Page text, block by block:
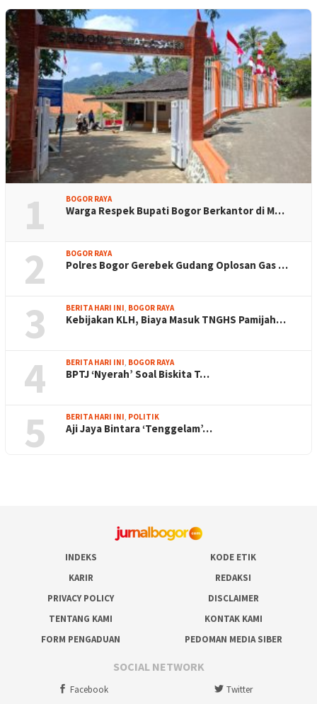
1 BOGOR RAYA
Warga Respek Bupati Bogor Berkantor di M…
2 BOGOR RAYA
Polres Bogor Gerebek Gudang Oplosan Gas …
3 BERITA HARI INI BOGOR RAYA
Kebijakan KLH, Biaya Masuk TNGHS Pamijah…
4 BERITA HARI INI BOGOR RAYA
BPTJ ‘Nyerah’ Soal Biskita T…
5 BERITA HARI INI POLITIK
Aji Jaya Bintara ‘Tenggelam’…
INDEKS
KODE ETIK
KARIR
REDAKSI
PRIVACY POLICY
DISCLAIMER
TENTANG KAMI
KONTAK KAMI
FORM PENGADUAN
PEDOMAN MEDIA SIBER
SOCIAL NETWORK
Facebook Twitter